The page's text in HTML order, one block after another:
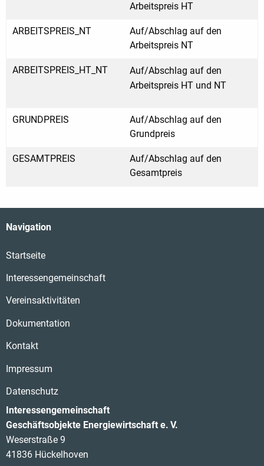
Arbeitspreis HT
ARBEITSPREIS_NT
Auf/Abschlag auf den
Arbeitspreis NT
ARBEITSPREIS_HT_NT
Auf/Abschlag auf den
Arbeitspreis HT und NT
GRUNDPREIS
Auf/Abschlag auf den
Grundpreis
GESAMTPREIS
Auf/Abschlag auf den
Gesamtpreis
Navigation
Startseite
Interessengemeinschaft
Vereinsaktivitäten
Dokumentation
Kontakt
Impressum
Datenschutz
Interessengemeinschaft
Geschäftsobjekte Energiewirtschaft e. V.
Weserstraße 9
41836 Hückelhoven